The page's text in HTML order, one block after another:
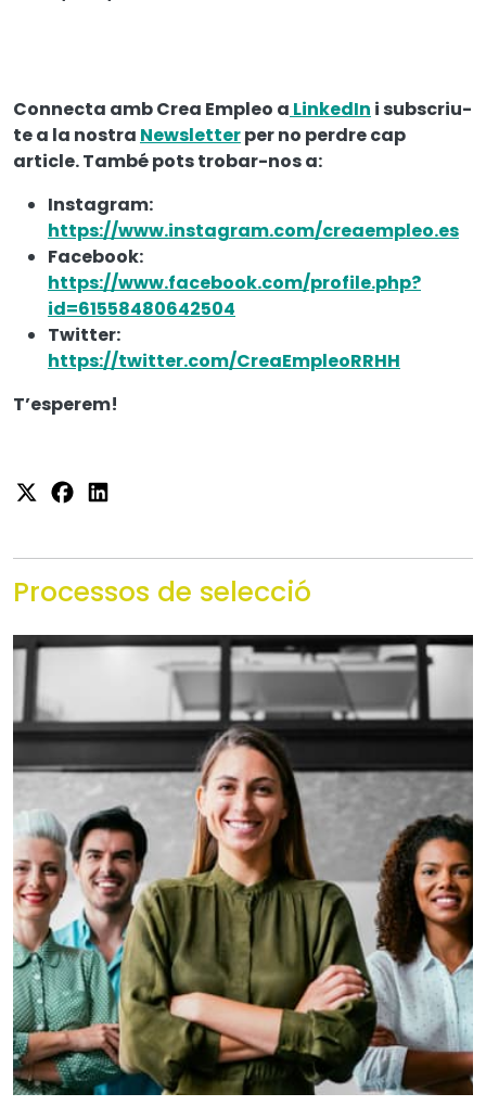
Connecta amb Crea Empleo a LinkedIn i subscriu-
te a la nostra Newsletterper no perdre cap
article. També pots trobar-nos a:
Instagram:
https://www.instagram.com/creaempleo.es
Facebook:
https://www.facebook.com/profile.php?
id=61558480642504
Twitter:
https://twitter.com/CreaEmpleoRRHH
T’esperem!
Processos de selecció